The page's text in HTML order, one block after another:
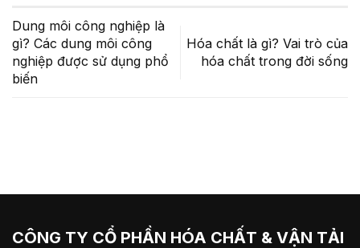
Dung môi công nghiệp là
gì? Các dung môi công
nghiệp được sử dụng phổ
biến
Hóa chất là gì? Vai trò của
hóa chất trong đời sống
CÔNG TY CỔ PHẦN HÓA CHẤT & VẬN TẢI